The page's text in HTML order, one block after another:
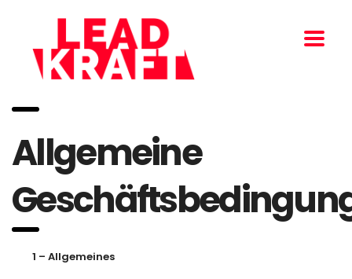
Allgemeine
1 – Allgemeines